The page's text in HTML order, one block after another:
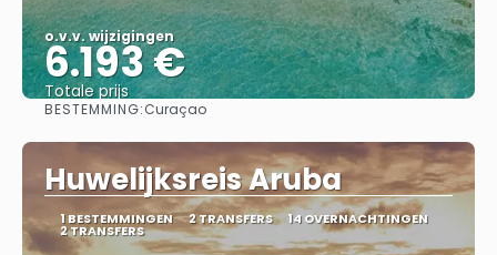
o.v.v. wijzigingen
6.193 €
Totale prijs
BESTEMMING:Curaçao
Huwelijksreis Aruba
1 BESTEMMINGEN 2 TRANSFERS 14 OVERNACHTINGEN
2 TRANSFERS